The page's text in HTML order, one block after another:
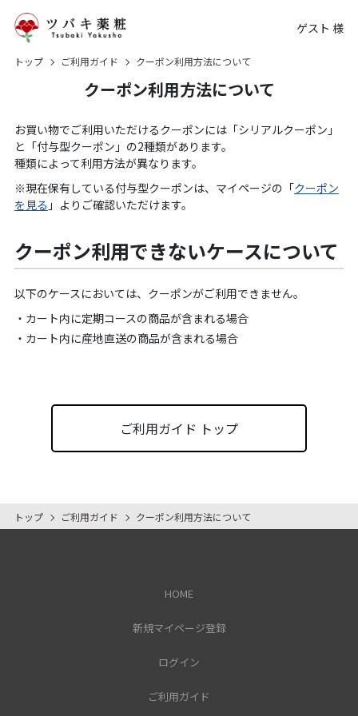
ゲスト 様
トップ ご利用ガイド クーポン利用方法について
クーポン利用方法について
お買い物でご利用いただけるクーポンには「シリアルクーポン」
と「付与型クーポン」の2種類があります。
種類によって利用方法が異なります。
現在保有している付与型クーポンは、マイページの「クーポン
を見る 」よりご確認いただけます。
クーポン利用できないケースについて
以下のケースにおいては、クーポンがご利用できません。
カート内に定期コースの商品が含まれる場合
カート内に産地直送の商品が含まれる場合
ご利用ガイド トップ
トップ ご利用ガイド クーポン利用方法について
HOME
新規マイページ登録
ログイン
ご利用ガイド